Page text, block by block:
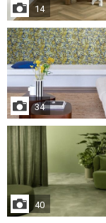
14
34
40